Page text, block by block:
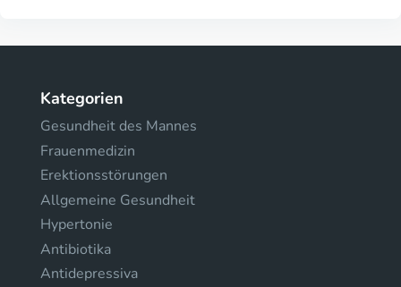
Kategorien
Gesundheit des Mannes
Frauenmedizin
Erektionsstörungen
Allgemeine Gesundheit
Hypertonie
Antibiotika
Antidepressiva